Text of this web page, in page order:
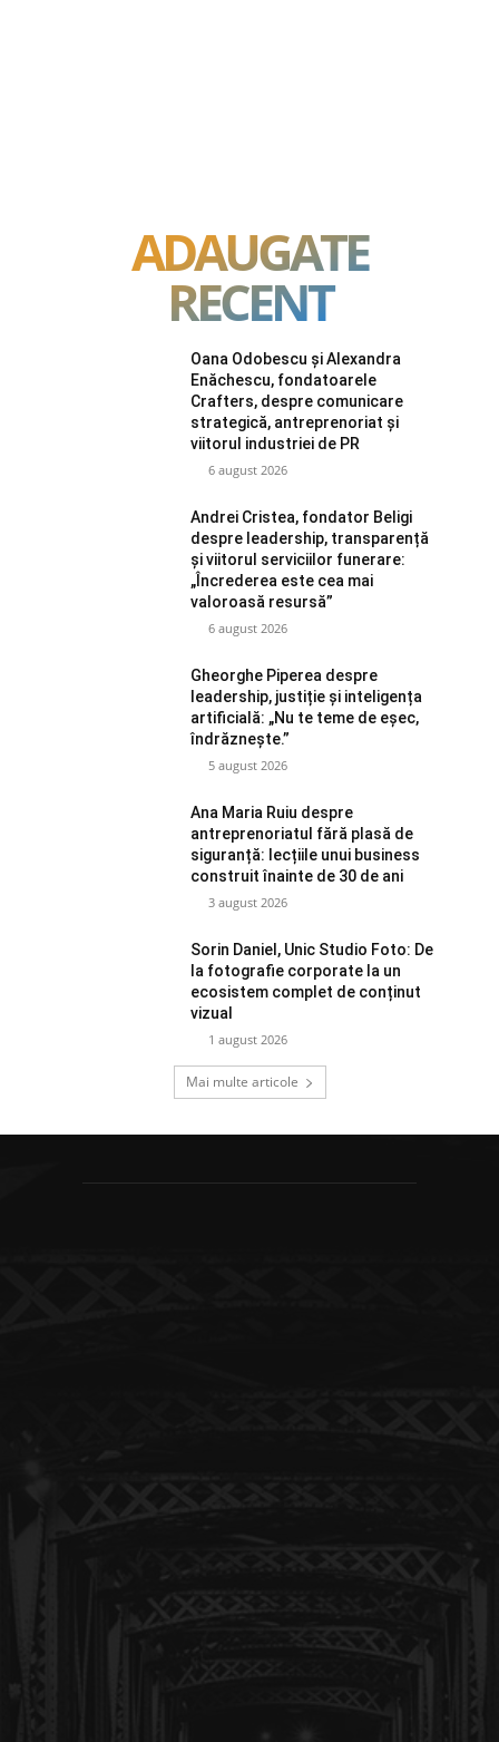
ADAUGATE
RECENT
Oana Odobescu și Alexandra
Enăchescu, fondatoarele
Crafters, despre comunicare
strategică, antreprenoriat și
viitorul industriei de PR
6 august 2026
Andrei Cristea, fondator Beligi
despre leadership, transparență
și viitorul serviciilor funerare:
„Încrederea este cea mai
valoroasă resursă”
6 august 2026
Gheorghe Piperea despre
leadership, justiție și inteligența
artificială: „Nu te teme de eșec,
îndrăznește.”
5 august 2026
Ana Maria Ruiu despre
antreprenoriatul fără plasă de
siguranță: lecțiile unui business
construit înainte de 30 de ani
3 august 2026
Sorin Daniel, Unic Studio Foto: De
la fotografie corporate la un
ecosistem complet de conținut
vizual
1 august 2026
Mai multe articole